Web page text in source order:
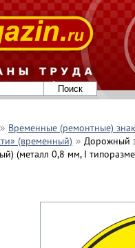
Временные (ремонтные)
(временный)
Дорожный
(металл 0,8 мм, I